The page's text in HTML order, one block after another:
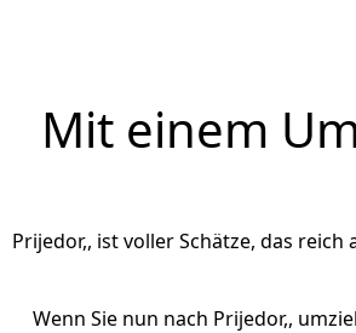
Mit einem
Prijedor,, ist voller Schätze, das
Wenn Sie nun nach Prijedor,,